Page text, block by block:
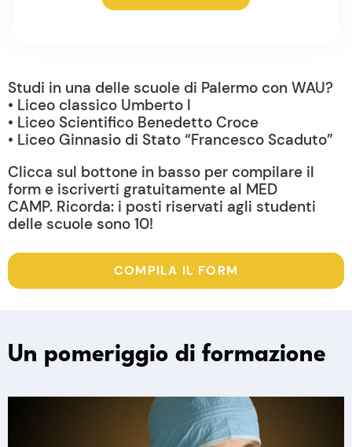
Studi in una delle scuole di Palermo con WAU?
• Liceo classico Umberto I
• Liceo Scientifico Benedetto Croce
• Liceo Ginnasio di Stato “Francesco Scaduto”
Clicca sul bottone in basso per compilare il
form e iscriverti gratuitamente al MED
CAMP. Ricorda: i posti riservati agli studenti
delle scuole sono 10!
COMPILA IL FORM
Un pomeriggio di formazione